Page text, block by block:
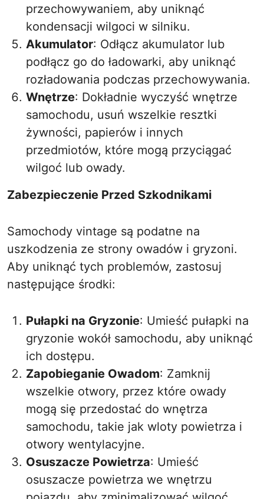
przechowywaniem, aby uniknąć
kondensacji wilgoci w silniku.
Akumulator: Odłącz akumulator lub
podłącz go do ładowarki, aby uniknąć
rozładowania podczas przechowywania.
Wnętrze: Dokładnie wyczyść wnętrze
samochodu, usuń wszelkie resztki
żywności, papierów i innych
przedmiotów, które mogą przyciągać
wilgoć lub owady.
Zabezpieczenie Przed Szkodnikami
Samochody vintage są podatne na
uszkodzenia ze strony owadów i gryzoni.
Aby uniknąć tych problemów, zastosuj
następujące środki:
Pułapki na Gryzonie: Umieść pułapki na
gryzonie wokół samochodu, aby uniknąć
ich dostępu.
Zapobieganie Owadom: Zamknij
wszelkie otwory, przez które owady
mogą się przedostać do wnętrza
samochodu, takie jak wloty powietrza i
otwory wentylacyjne.
Osuszacze Powietrza: Umieść
osuszacze powietrza we wnętrzu